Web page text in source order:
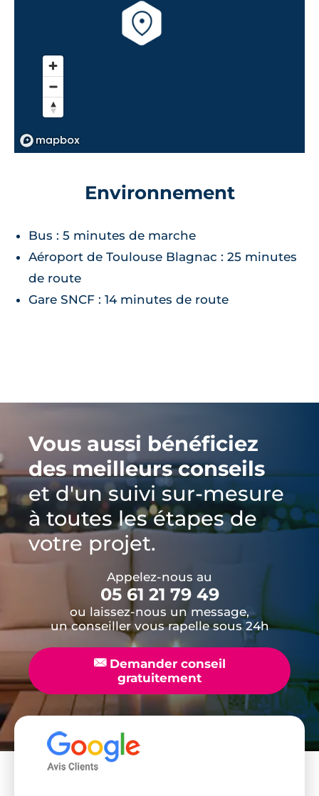
Environnement
Bus : 5 minutes de marche
Aéroport de Toulouse Blagnac : 25 minutes
de route
Gare SNCF : 14 minutes de route
Vous aussi bénéficiez
des meilleurs conseils
et d'un suivi sur-mesure
à toutes les étapes de
votre projet.
Appelez-nous au
05 61 21 79 49
ou laissez-nous un message,
un conseiller vous rapelle sous 24h
📧Demander conseil
gratuitement